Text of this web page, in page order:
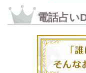
電話占い